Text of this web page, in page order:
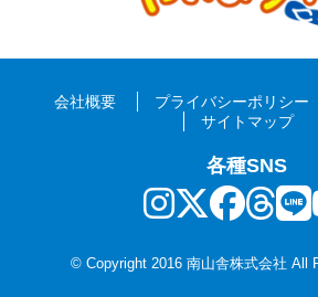
会社概要 プライバシーポリシー
サイトマップ
各種SNS
© Copyright 2016 南山舎株式会社 All